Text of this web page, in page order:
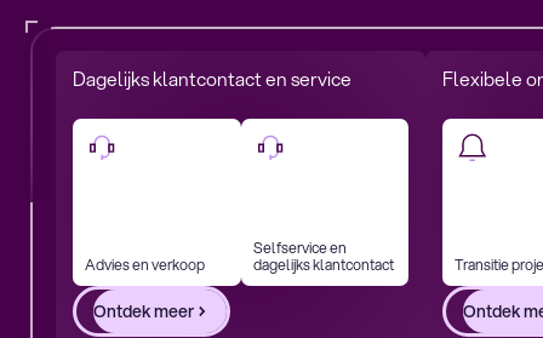
Dagelijks klantcontact en service
Advies en verkoop
Selfservice en
dagelijks klantcontact
Ontdek meer
Flexibele
Transitie
Ontdek